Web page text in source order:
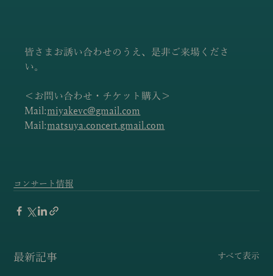
皆さまお誘い合わせのうえ、是非ご来場くださ
い。
＜お問い合わせ・チケット購入＞
Mail:miyakevc@gmail.com
Mail:matsuya.concert.gmail.com
コンサート情報
最新記事 すべて表示